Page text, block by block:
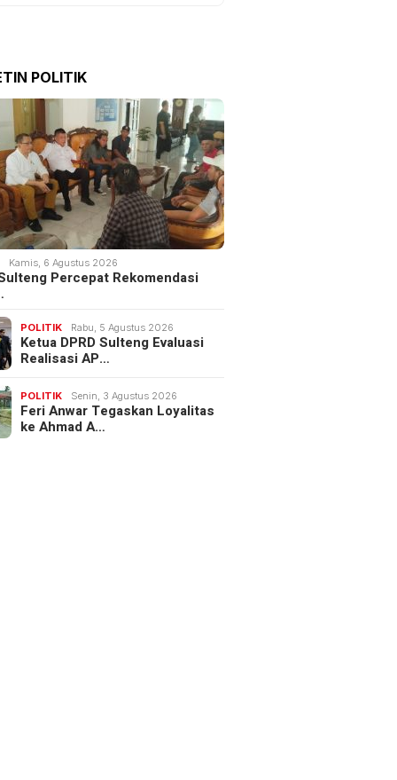
POLITIK
Kamis, 6 Agustus 2026
Percepat Rekomendasi
POLITIK Rabu, 5 Agustus 2026
Ketua DPRD Sulteng Evaluasi
Realisasi AP…
POLITIK Senin, 3 Agustus 2026
Feri Anwar Tegaskan Loyalitas
ke Ahmad A…